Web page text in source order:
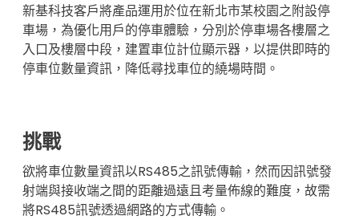
新基科技客戶將產品運用於位在新北市某校園之附設停
車場，為優化用戶的停車體驗，分別於停車場各樓層之
入口及樓層中段，建置車位計位顯示器，以提供即時的
停車位數量資訊，降低尋找車位的繞場時間。
挑戰
欲將車位數量資訊以RS485之訊號傳輸，然而因訊號發
射端與接收端之間的距離過遠且考量佈線的難度，故需
將RS485訊號透過網路的方式傳輸。